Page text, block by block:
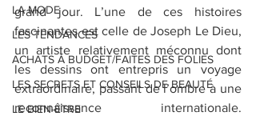
LA MODE
LES TENDANCES
ACHATS À BUDGET/FAITES DES FOLIES
LES SECRETS ET CONSEILS DE BEAUTÉ
LE BIEN-ÊTRE
grand jour. L’une de ces histoires
fascinantes est celle de Joseph Le Dieu,
un artiste relativement méconnu dont
les dessins ont entrepris un voyage
extraordinaire, passant de l’ombre à une
reconnaissance internationale.